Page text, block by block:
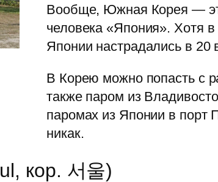
Вообще, Южная Корея —
человека «Япония». Хотя в
Японии настрадались в 20
В Корею можно попасть с
также паром из
паромах из Японии в порт
никак.
кор. 서울)